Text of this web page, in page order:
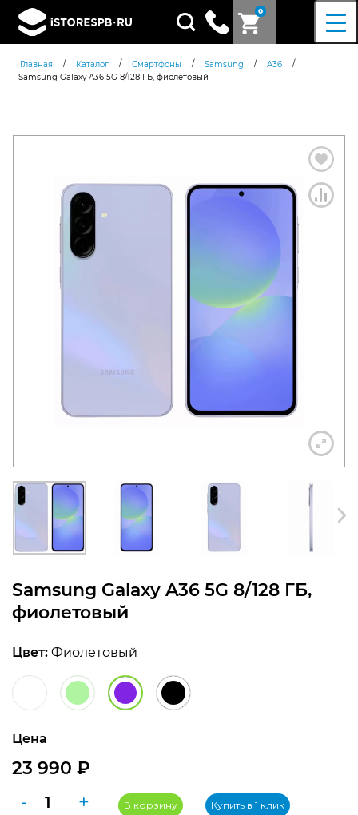
0
Поиск
товаров
Главная / Каталог / Смартфоны / Samsung / A36
/
Samsung Galaxy A36 5G 8/128 ГБ, фиолетовый
Samsung Galaxy A36 5G 8/128 ГБ,
фиолетовый
Цвет: Фиолетовый
Цена
23 990 ₽
-
Количество
+ В корзину Купить в 1 клик
конфиденциальности
+7 812 318-40-14
(c 10:00 до 21:00, без
выходных)